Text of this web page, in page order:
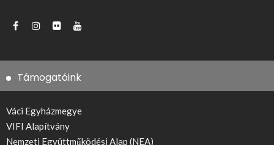
Támogatóink
Váci Egyházmegye
VIFI Alapítvány
Nemzeti Együttműködési Alap (NEA)